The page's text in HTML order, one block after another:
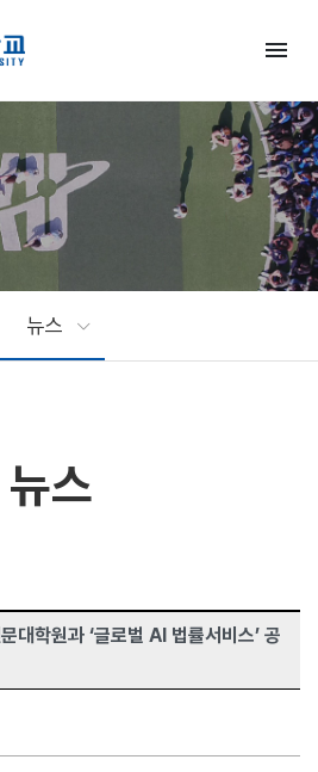
menu
뉴스
뉴스
대학원과 ‘글로벌 AI 법률서비스’ 공